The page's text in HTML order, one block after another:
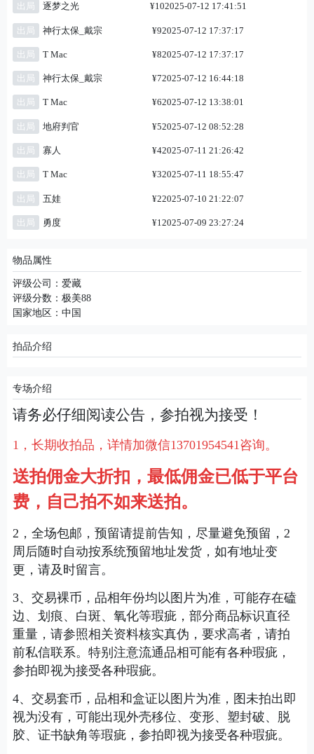
出局 逐梦之光 ¥102025-07-12 17:41:51
出局 神行太保_戴宗 ¥92025-07-12 17:37:17
出局 T Mac ¥82025-07-12 17:37:17
出局 神行太保_戴宗 ¥72025-07-12 16:44:18
出局 T Mac ¥62025-07-12 13:38:01
出局 地府判官 ¥52025-07-12 08:52:28
出局 寡人 ¥42025-07-11 21:26:42
出局 T Mac ¥32025-07-11 18:55:47
出局 五娃 ¥22025-07-10 21:22:07
出局 勇度 ¥12025-07-09 23:27:24
物品属性
评级公司：爱藏
评级分数：极美88
国家地区：中国
拍品介绍
专场介绍
请务必仔细阅读公告，参拍视为接受！
1，长期收拍品，详情加微信13701954541咨询。
送拍佣金大折扣，最低佣金已低于平台
费，自己拍不如来送拍。
2，全场包邮，预留请提前告知，尽量避免预留，2
周后随时自动按系统预留地址发货，如有地址变
更，请及时留言。
3、交易裸币，品相年份均以图片为准，可能存在磕
边、划痕、白斑、氧化等瑕疵，部分商品标识直径
重量，请参照相关资料核实真伪，要求高者，请拍
前私信联系。特别注意流通品相可能有各种瑕疵，
参拍即视为接受各种瑕疵。
4、交易套币，品相和盒证以图片为准，图未拍出即
视为没有，可能出现外壳移位、变形、塑封破、脱
胶、证书缺角等瑕疵，参拍即视为接受各种瑕疵。